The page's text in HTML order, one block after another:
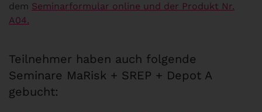
dem Seminarformular online und der Produkt Nr.
A04.
Teilnehmer haben auch folgende
Seminare MaRisk + SREP + Depot A
gebucht: